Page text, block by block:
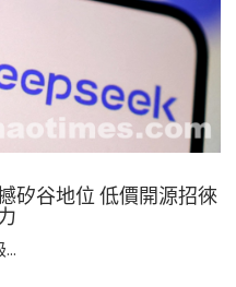
矽谷地位 低價開源招徠